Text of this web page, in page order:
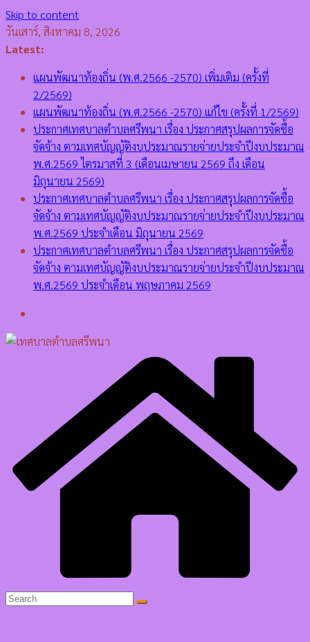
Skip to content
วันเสาร์, สิงหาคม 8, 2026
Latest:
แผนพัฒนาท้องถิ่น (พ.ศ.2566 -2570) เพิ่มเติม (ครั้งที่
2/2569)
แผนพัฒนาท้องถิ่น (พ.ศ.2566 -2570) แก้ไข (ครั้งที่ 1/2569)
ประกาศเทศบาลตำบลศรีพนา เรื่อง ประกาศสรุปผลการจัดซื้อ
จัดจ้าง ตามเทศบัญญัติงบประมาณรายจ่ายประจำปีงบประมาณ
พ.ศ.2569 ไตรมาสที่ 3 (เดือนเมษายน 2569 ถึง เดือน
มิถุนายน 2569)
ประกาศเทศบาลตำบลศรีพนา เรื่อง ประกาศสรุปผลการจัดซื้อ
จัดจ้าง ตามเทศบัญญัติงบประมาณรายจ่ายประจำปีงบประมาณ
พ.ศ.2569 ประจำเดือน มิถุนายน 2569
ประกาศเทศบาลตำบลศรีพนา เรื่อง ประกาศสรุปผลการจัดซื้อ
จัดจ้าง ตามเทศบัญญัติงบประมาณรายจ่ายประจำปีงบประมาณ
พ.ศ.2569 ประจำเดือน พฤษภาคม 2569